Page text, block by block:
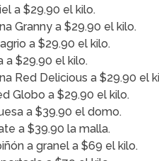
a $29.90 el kilo.
Granny a $29.90 el kilo.
a $29.90 el kilo.
a $29.90 el kilo.
Red Delicious a $29.90 el
Globo a $29.90 el kilo.
a $39.90 el domo.
a $39.90 la malla.
a granel a $69 el kilo.